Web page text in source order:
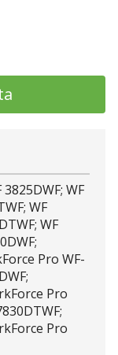
WF
WF
WF
Pro WF-
Pro
Pro